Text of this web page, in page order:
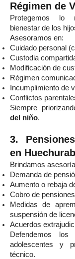
Régimen de
Protegemos lo
bienestar de los
Asesoramos en:
Cuidado personal
Custodia
Modificación de
Régimen
Incumplimiento de
Conflictos
Siempre
del niño.
3.
en
Brindamos
Demanda de
Aumento o rebaja
Cobro de
Medidas de
suspensión de
Acuerdos
Defendemos
adolescentes y
técnico.